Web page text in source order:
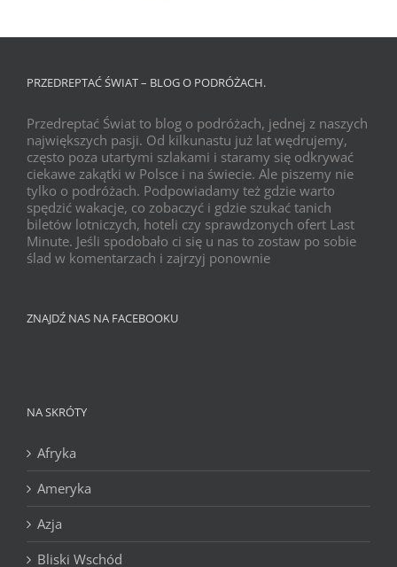
PRZEDREPTAĆ ŚWIAT – BLOG O PODRÓŻACH.
Przedreptać Świat to blog o podróżach, jednej z naszych
największych pasji. Od kilkunastu już lat wędrujemy,
często poza utartymi szlakami i staramy się odkrywać
ciekawe zakątki w Polsce i na świecie. Ale piszemy nie
tylko o podróżach. Podpowiadamy też gdzie warto
spędzić wakacje, co zobaczyć i gdzie szukać tanich
biletów lotniczych, hoteli czy sprawdzonych ofert Last
Minute. Jeśli spodobało ci się u nas to zostaw po sobie
ślad w komentarzach i zajrzyj ponownie
ZNAJDŹ NAS NA FACEBOOKU
NA SKRÓTY
Afryka
Ameryka
Azja
Bliski Wschód